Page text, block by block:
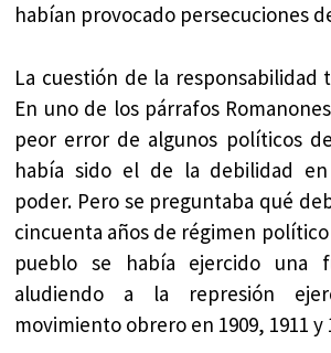
habían provocado persecuciones
La cuestión de la responsabilidad
En uno de los párrafos
peor error de algunos políticos
había sido el de la debilidad
poder. Pero se preguntaba qué
cincuenta años de régimen
pueblo se había ejercido una
aludiendo a la represión
movimiento obrero en 1909, 1911 y